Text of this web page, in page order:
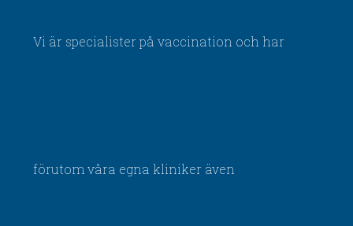
Vi är specialister på vaccination och har
förutom våra egna kliniker även